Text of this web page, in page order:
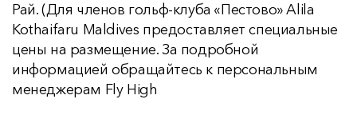
Рай. (Для членов гольф-клуба «Пестово» Alila
Kothaifaru Maldives предоставляет специальные
цены на размещение. За подробной
информацией обращайтесь к персональным
менеджерам Fly High